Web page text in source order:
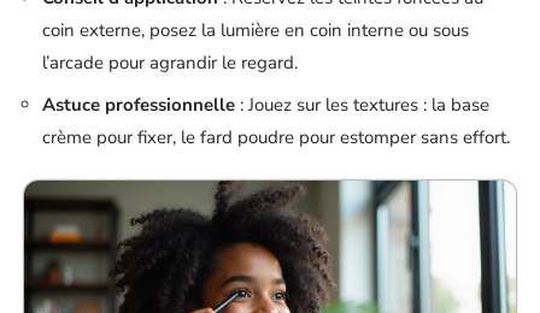
coin externe, posez la lumière en coin interne ou sous
l’arcade pour agrandir le regard.
Astuce professionnelle : Jouez sur les textures : la base
crème pour fixer, le fard poudre pour estomper sans effort.